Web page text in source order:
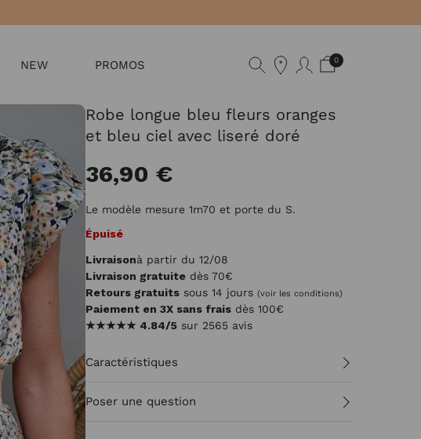
NEW PROMOS 0
Robe longue bleu fleurs oranges
et bleu ciel avec liseré doré
36,90 €
Le modèle mesure 1m70 et porte du S.
Épuisé
Livraisonà partir du 12/08
Livraison gratuite dès 70€
Retours gratuits sous 14 jours (voir les conditions)
Paiement en 3X sans frais dès 100€
★★★★★ 4.84/5 sur 2565 avis
Caractéristiques
Poser une question